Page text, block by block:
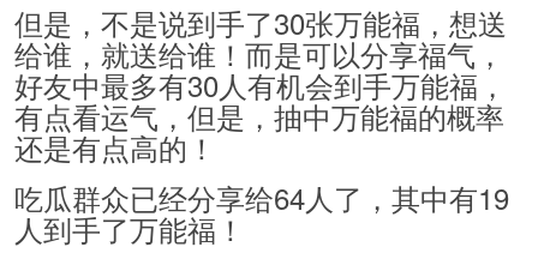
但是，不是说到手了30张万能福，想送
给谁，就送给谁！而是可以分享福气，
好友中最多有30人有机会到手万能福，
有点看运气，但是，抽中万能福的概率
还是有点高的！
吃瓜群众已经分享给64人了，其中有19
人到手了万能福！